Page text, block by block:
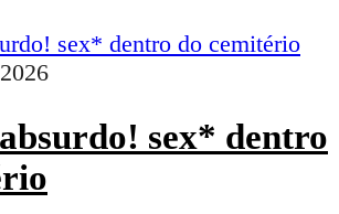
sex* dentro